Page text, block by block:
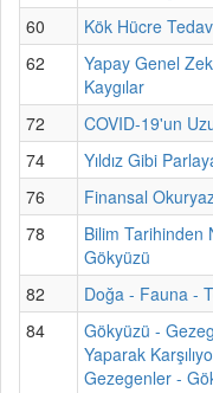
60
Kök Hücre
62
Yapay Genel
Kaygılar
72
COVID-19'un
74
Yıldız Gibi
76
Finansal
78
Bilim Tarihinden
Gökyüzü
82
Doğa - Fauna -
84
Gökyüzü -
Yaparak
Gezegenler -